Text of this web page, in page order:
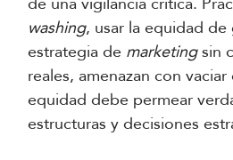
washing, usar la equidad
estrategia de marketingsin
reales, amenazan con
equidad debe permear
estructuras y decisiones